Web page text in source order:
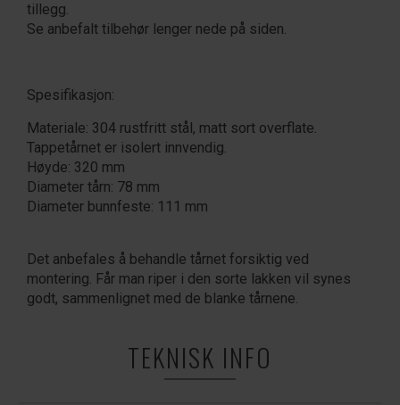
tillegg.
Se anbefalt tilbehør lenger nede på siden.
Spesifikasjon:
Materiale: 304 rustfritt stål, matt sort overflate.
Tappetårnet er isolert innvendig.
Høyde: 320 mm
Diameter tårn: 78 mm
Diameter bunnfeste: 111 mm
Det anbefales å behandle tårnet forsiktig ved
montering. Får man riper i den sorte lakken vil synes
godt, sammenlignet med de blanke tårnene.
TEKNISK INFO